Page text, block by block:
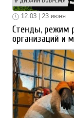
12:03 | 23 июня
Стенды, режим
организаций и